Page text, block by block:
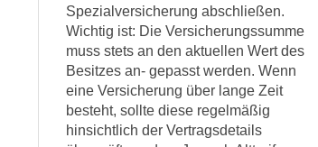
Spezialversicherung abschließen.
Wichtig ist: Die Versicherungssumme
muss stets an den aktuellen Wert des
Besitzes an- gepasst werden. Wenn
eine Versicherung über lange Zeit
besteht, sollte diese regelmäßig
hinsichtlich der Vertragsdetails